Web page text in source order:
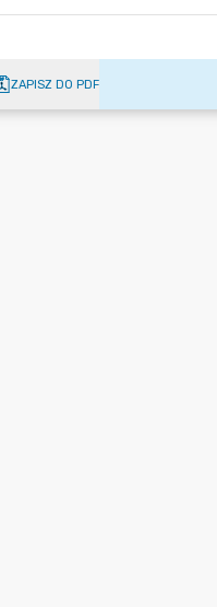
ZAPISZ DO PDF